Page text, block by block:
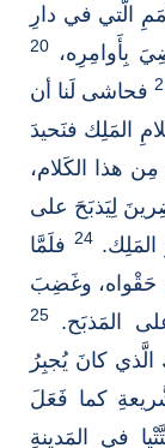
الَّتي في دارِ
بِأَوامِرِه،
20
فحاشى لَنا أن
المَلِك فنَحيدَ
مِن هذا الكَلام،
لِيَذبَحَ على
24 فلَمَّا
حَقْواه، وغَضِبَ
المَذبَح.
25
كانَ يُجبِرُ
كما فَعَلَ
في المَدينةِ